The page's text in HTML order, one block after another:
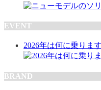
EVENT
2026年は何に乗りま
BRAND